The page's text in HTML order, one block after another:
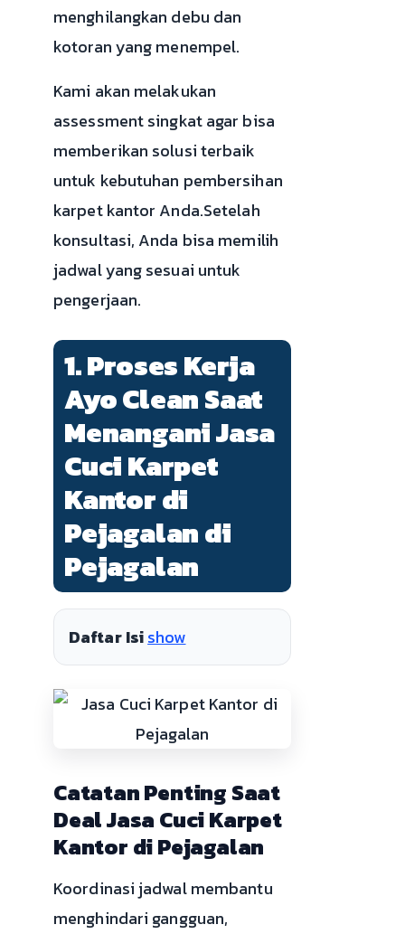
menghilangkan debu dan
kotoran yang menempel.
Kami akan melakukan
assessment singkat agar bisa
memberikan solusi terbaik
untuk kebutuhan pembersihan
karpet kantor Anda.Setelah
konsultasi, Anda bisa memilih
jadwal yang sesuai untuk
pengerjaan.
1. Proses Kerja
Ayo Clean Saat
Menangani Jasa
Cuci Karpet
Kantor di
Pejagalan di
Pejagalan
Daftar Isishow
Catatan Penting Saat
Deal Jasa Cuci Karpet
Kantor di Pejagalan
Koordinasi jadwal membantu
menghindari gangguan,